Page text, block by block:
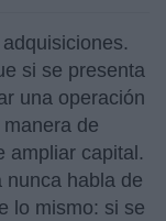
si se presenta
una operación
de
ampliar capital.
nunca habla de
lo mismo: si se